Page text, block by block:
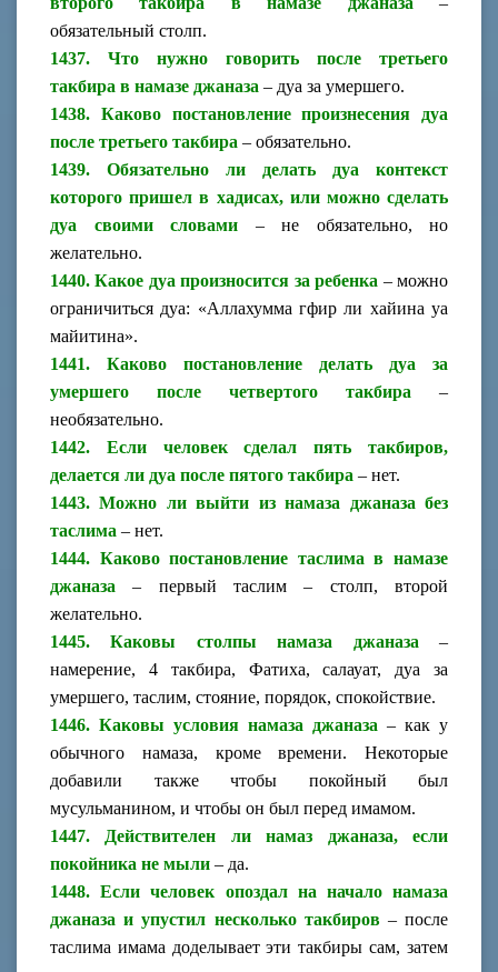
обязательный столп.
1437. Что нужно говорить после третьего
такбира в намазе джаназа – дуа за умершего.
1438. Каково постановление произнесения дуа
после третьего такбира – обязательно.
1439. Обязательно ли делать дуа контекст
которого пришел в хадисах, или можно сделать
дуа своими словами
– не обязательно, но
желательно.
1440. Какое дуа произносится за ребенка – можно
ограничиться дуа: «Аллахумма гфир ли хайина уа
майитина».
1441. Каково постановление делать дуа за
умершего после четвертого такбира
–
необязательно.
1442. Если человек сделал пять такбиров,
делается ли дуа после пятого такбира – нет.
1443. Можно ли выйти из намаза джаназа без
таслима – нет.
1444. Каково постановление таслима в намазе
джаназа
– первый таслим – столп, второй
желательно.
1445. Каковы столпы намаза джаназа
–
намерение, 4 такбира, Фатиха, салауат, дуа за
умершего, таслим, стояние, порядок, спокойствие.
1446. Каковы условия намаза джаназа – как у
обычного намаза, кроме времени. Некоторые
добавили также чтобы покойный был
мусульманином, и чтобы он был перед имамом.
1447. Действителен ли намаз джаназа, если
покойника не мыли – да.
1448. Если человек опоздал на начало намаза
джаназа и упустил несколько такбиров – после
таслима имама доделывает эти такбиры сам, затем